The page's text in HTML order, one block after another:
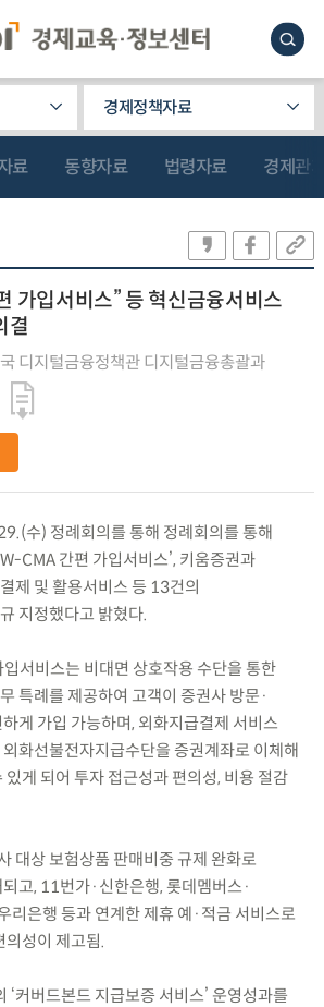
경제정책자료
료 동향자료 법령자료 경제관
가입서비스” 등 혁신금융서비스
결
디지털금융정책관 디지털금융총괄과
수) 정례회의를 통해 정례회의를 통해
CMA 간편 가입서비스’, 키움증권과
제 및 활용서비스 등 13건의
지정했다고 밝혔다.
서비스는 비대면 상호작용 수단을 통한
특례를 제공하여 고객이 증권사 방문·
게 가입 가능하며, 외화지급결제 서비스
화선불전자지급수단을 증권계좌로 이체해
게 되어 투자 접근성과 편의성, 비용 절감
대상 보험상품 판매비중 규제 완화로
고, 11번가·신한은행, 롯데멤버스·
리은행 등과 연계한 제휴 예·적금 서비스로
의성이 제고됨.
커버드본드 지급보증 서비스’ 운영성과를